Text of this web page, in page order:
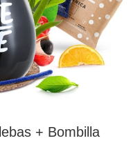
+ Bombilla